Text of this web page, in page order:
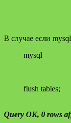
В случае если
mysql
flush tables;
Query OK, 0 rows